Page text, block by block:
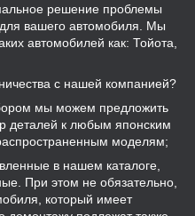
решение проблемы
вашего автомобиля. Мы
автомобилей как: Тойота,
с нашей компанией?
мы можем предложить
деталей к любым японским
моделям;
в нашем каталоге,
При этом не обязательно,
который имеет